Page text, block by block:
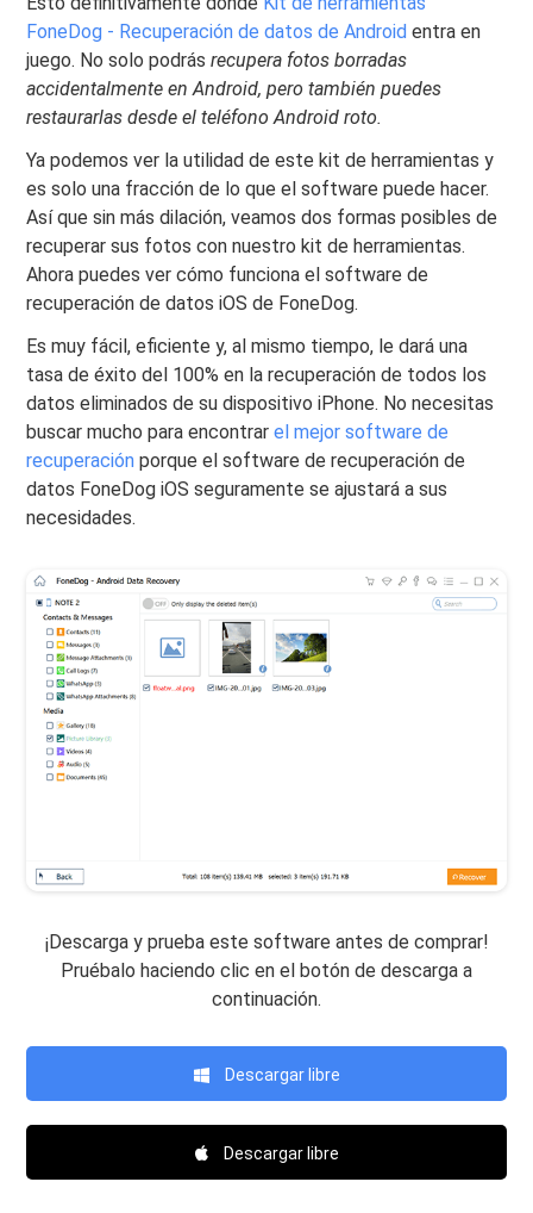
FoneDog - Recuperación de datos de Android entra en
juego. No solo podrásrecupera fotos borradas
accidentalmente en Android, pero también puedes
restaurarlas desde el teléfono Android roto.
Ya podemos ver la utilidad de este kit de herramientas y
es solo una fracción de lo que el software puede hacer.
Así que sin más dilación, veamos dos formas posibles de
recuperar sus fotos con nuestro kit de herramientas.
Ahora puedes ver cómo funciona el software de
recuperación de datos iOS de FoneDog.
Es muy fácil, eficiente y, al mismo tiempo, le dará una
tasa de éxito del 100% en la recuperación de todos los
datos eliminados de su dispositivo iPhone. No necesitas
buscar mucho para encontrarel mejor software de
recuperación porque el software de recuperación de
datos FoneDog iOS seguramente se ajustará a sus
necesidades.
¡Descarga y prueba este software antes de comprar!
Pruébalo haciendo clic en el botón de descarga a
continuación.
Descargar libre
Descargar libre